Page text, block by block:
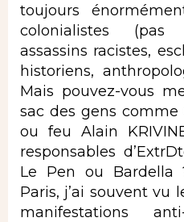
toujours
colonialistes (pas
assassins racistes,
historiens,
Mais pouvez-vous
sac des gens comme
ou feu Alain
responsables
Le Pen ou Bardella
Paris, j’ai souvent vu
manifestations